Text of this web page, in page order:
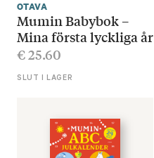
OTAVA
Mumin Babybok –
Mina första lyckliga år
€25.60
SLUT I LAGER